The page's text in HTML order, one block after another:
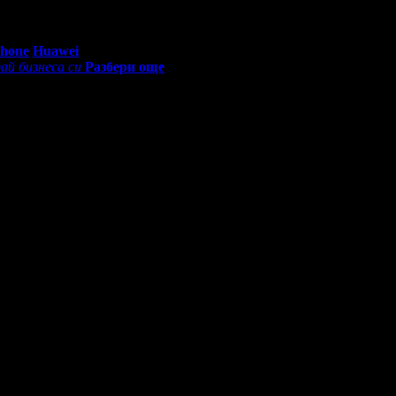
Huawei
бизнеса си Разбери още